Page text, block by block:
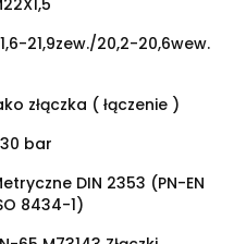
21,9zew./20,2-20,6wew.
złączka ( łączenie )
bar
DIN 2353 (PN-EN
8434-1)